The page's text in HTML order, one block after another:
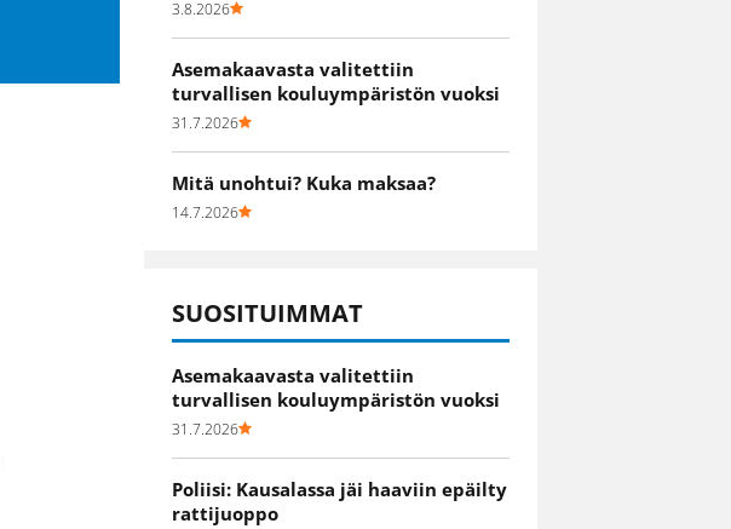
3.8.2026
Asemakaavasta valitettiin
turvallisen kouluympäristön vuoksi
31.7.2026
Mitä unohtui? Kuka maksaa?
14.7.2026
SUOSITUIMMAT
Asemakaavasta valitettiin
turvallisen kouluympäristön vuoksi
31.7.2026
Poliisi: Kausalassa jäi haaviin epäilty
rattijuoppo